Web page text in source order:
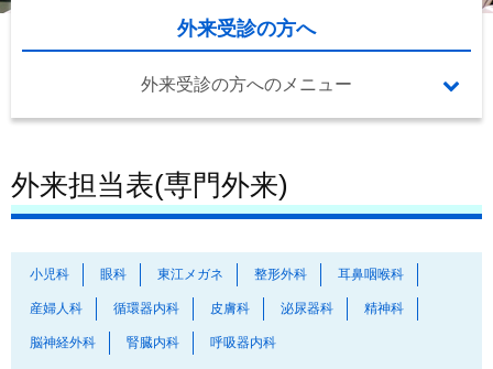
外来担当表(専門外来)
小児科 眼科 東江メガネ 整形外科 耳鼻咽喉科
産婦人科 循環器内科 皮膚科 泌尿器科 精神科
脳神経外科 腎臓内科 呼吸器内科
外来受診の方へ
外来受診の方へのメニュー